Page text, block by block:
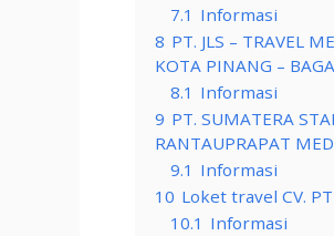
7.1 Informasi
8 PT. JLS – TRAVEL
KOTA PINANG –
8.1 Informasi
9 PT. SUMATERA
RANTAUPRAPAT
9.1 Informasi
10 Loket travel CV.
10.1 Informasi